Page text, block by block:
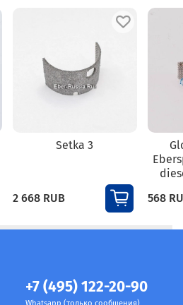
Setka 3
2 668 RUB
568
+7 (495) 122-20-90